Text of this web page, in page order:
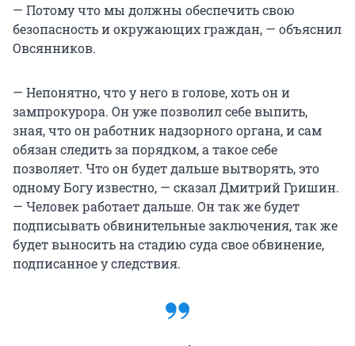
— Потому что мы должны обеспечить свою
безопасность и окружающих граждан, — объяснил
Овсянников.
— Непонятно, что у него в голове, хоть он и
зампрокурора. Он уже позволил себе выпить,
зная, что он работник надзорного органа, и сам
обязан следить за порядком, а такое себе
позволяет. Что он будет дальше вытворять, это
одному Богу известно, — сказал Дмитрий Гришин.
— Человек работает дальше. Он так же будет
подписывать обвинительные заключения, так же
будет выносить на стадию суда свое обвинение,
подписанное у следствия.